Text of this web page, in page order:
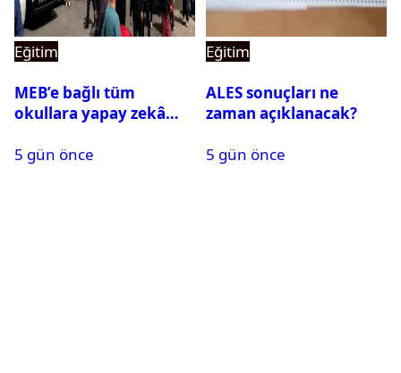
Eğitim
MEB’e bağlı tüm
okullara yapay zekâ
sistemi geliyor
5 gün önce
Eğitim
ALES sonuçları ne
zaman açıklanacak?
5 gün önce